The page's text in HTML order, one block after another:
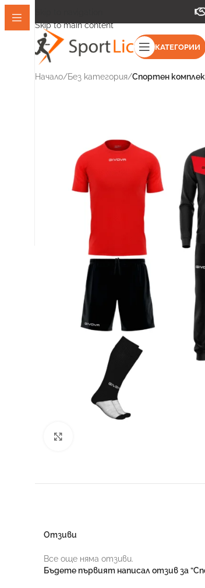
Skip to main content
КАТЕГОРИИ
Начало/Без категория/Спортен
Отзиви
Все още няма отзиви.
Бъдете първият написал отзив за